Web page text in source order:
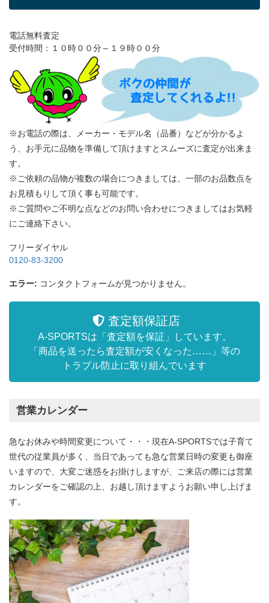
電話無料査定
受付時間：１０時００分～１９時００分
※お電話の際は、メーカー・モデル名（品番）などが分かるよ
う、お手元に品物を準備して頂けますとスムーズに査定が出来ま
す。
※ご依頼の品物が複数の場合につきましては、一部のお品数点を
お見積もりして頂く事も可能です。
※ご質問やご不明な点などのお問い合わせにつきましてはお気軽
にご連絡下さい。
フリーダイヤル
0120-83-3200
エラー: コンタクトフォームが見つかりません。
査定額保証店
A-SPORTSは「査定額を保証」しています。
「商品を送ったら査定額が安くなった……」等の
トラブル防止に取り組んでいます
営業カレンダー
急なお休みや時間変更について・・・現在A-SPORTSでは子育て
世代の従業員が多く、当日であっても急な営業日時の変更も御座
いますので、大変ご迷惑をお掛けしますが、ご来店の際には営業
カレンダーをご確認の上、お越し頂けますようお願い申し上げま
す。